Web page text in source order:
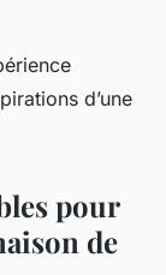
d’une
pour
de